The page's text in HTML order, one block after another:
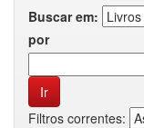
Buscar em:
por
Filtros correntes: